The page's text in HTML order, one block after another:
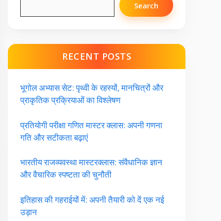
Search
RECENT POSTS
भूगोल अभ्यास सेट: पृथ्वी के रहस्यों, मानचित्रों और
प्राकृतिक प्रक्रियाओं का विश्लेषण
प्रतियोगी परीक्षा गणित मास्टर क्लास: अपनी गणना
गति और सटीकता बढ़ाएं
भारतीय राजव्यवस्था मास्टरक्लास: संवैधानिक ज्ञान
और वैचारिक स्पष्टता की चुनौती
इतिहास की गहराईयों में: अपनी तैयारी को दें एक नई
उड़ान